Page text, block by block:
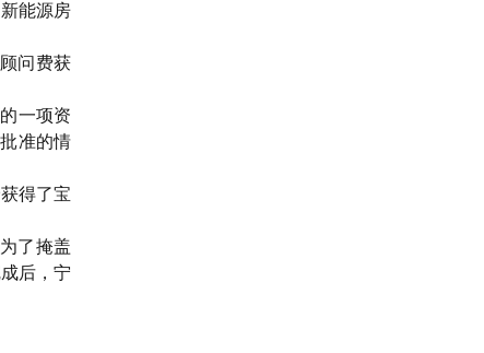
能源房
问费获
一项资
准的情
得了宝
了掩盖
后，宁